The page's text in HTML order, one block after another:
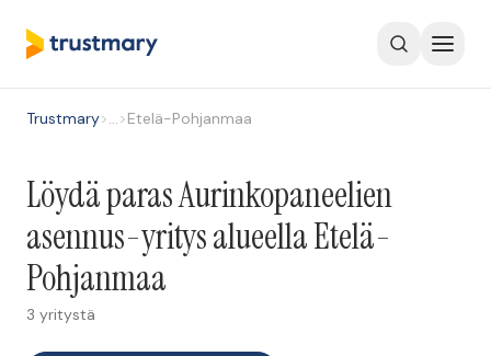
Trustmary>…>Etelä-Pohjanmaa
Löydä paras Aurinkopaneelien
asennus-yritys alueella Etelä-
Pohjanmaa
3 yritystä